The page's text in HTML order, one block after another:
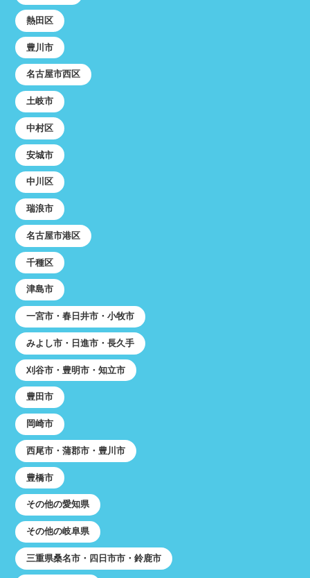
熱田区
豊川市
名古屋市西区
土岐市
中村区
安城市
中川区
瑞浪市
名古屋市港区
千種区
津島市
一宮市・春日井市・小牧市
みよし市・日進市・長久手
刈谷市・豊明市・知立市
豊田市
岡崎市
西尾市・蒲郡市・豊川市
豊橋市
その他の愛知県
その他の岐阜県
三重県桑名市・四日市市・鈴鹿市